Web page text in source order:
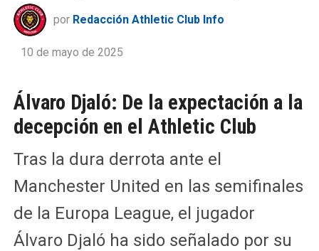
por Redacción Athletic Club Info
10 de mayo de 2025
Álvaro Djaló: De la expectación a la
decepción en el Athletic Club
Tras la dura derrota ante el
Manchester United en las semifinales
de la Europa League, el jugador
Álvaro Djaló ha sido señalado por su